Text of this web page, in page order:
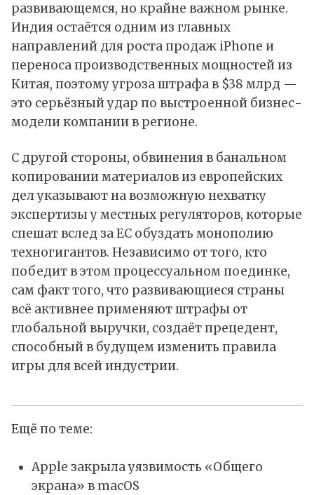
развивающемся, но крайне важном рынке.
Индия остаётся одним из главных
направлений для роста продаж iPhone и
переноса производственных мощностей из
Китая, поэтому угроза штрафа в $38 млрд —
это серьёзный удар по выстроенной бизнес-
модели компании в регионе.
С другой стороны, обвинения в банальном
копировании материалов из европейских
дел указывают на возможную нехватку
экспертизы у местных регуляторов, которые
спешат вслед за ЕС обуздать монополию
техногигантов. Независимо от того, кто
победит в этом процессуальном поединке,
сам факт того, что развивающиеся страны
всё активнее применяют штрафы от
глобальной выручки, создаёт прецедент,
способный в будущем изменить правила
игры для всей индустрии.
Ещё по теме:
Apple закрыла уязвимость «Общего
экрана» в macOS